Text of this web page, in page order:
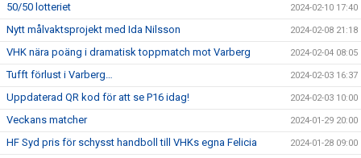
50/50 lotteriet 2024-02-10 17:40
Nytt målvaktsprojekt med Ida Nilsson 2024-02-08 21:18
VHK nära poäng i dramatisk toppmatch mot Varberg 2024-02-04 08:05
Tufft förlust i Varberg… 2024-02-03 16:37
Uppdaterad QR kod för att se P16 idag! 2024-02-03 10:00
Veckans matcher 2024-01-29 20:00
HF Syd pris för schysst handboll till VHKs egna Felicia 2024-01-28 09:00